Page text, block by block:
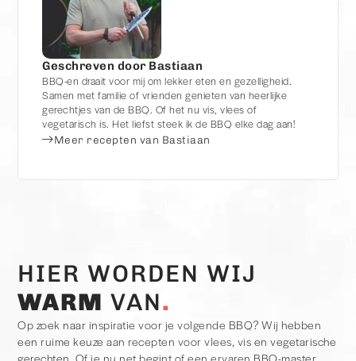
Geschreven door Bastiaan
BBQ-en draait voor mij om lekker eten en gezelligheid.
Samen met familie of vrienden genieten van heerlijke
gerechtjes van de BBQ. Of het nu vis, vlees of
vegetarisch is. Het liefst steek ik de BBQ elke dag aan!
Meer recepten van Bastiaan
HIER WORDEN WIJ
WARM VAN
Op zoek naar inspiratie voor je volgende BBQ? Wij hebben
een ruime keuze aan recepten voor vlees, vis en vegetarische